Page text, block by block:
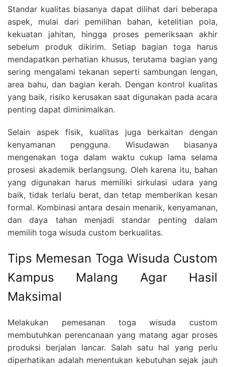
Standar kualitas biasanya dapat dilihat dari beberapa
aspek, mulai dari pemilihan bahan, ketelitian pola,
kekuatan jahitan, hingga proses pemeriksaan akhir
sebelum produk dikirim. Setiap bagian toga harus
mendapatkan perhatian khusus, terutama bagian yang
sering mengalami tekanan seperti sambungan lengan,
area bahu, dan bagian kerah. Dengan kontrol kualitas
yang baik, risiko kerusakan saat digunakan pada acara
penting dapat diminimalkan.
Selain aspek fisik, kualitas juga berkaitan dengan
kenyamanan pengguna. Wisudawan biasanya
mengenakan toga dalam waktu cukup lama selama
prosesi akademik berlangsung. Oleh karena itu, bahan
yang digunakan harus memiliki sirkulasi udara yang
baik, tidak terlalu berat, dan tetap memberikan kesan
formal. Kombinasi antara desain menarik, kenyamanan,
dan daya tahan menjadi standar penting dalam
memilih toga wisuda custom berkualitas.
Tips Memesan Toga Wisuda Custom
Kampus Malang Agar Hasil
Maksimal
Melakukan pemesanan toga wisuda custom
membutuhkan perencanaan yang matang agar proses
produksi berjalan lancar. Salah satu hal yang perlu
diperhatikan adalah menentukan kebutuhan sejak jauh